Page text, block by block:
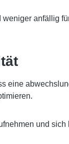
anfällig
eine
und